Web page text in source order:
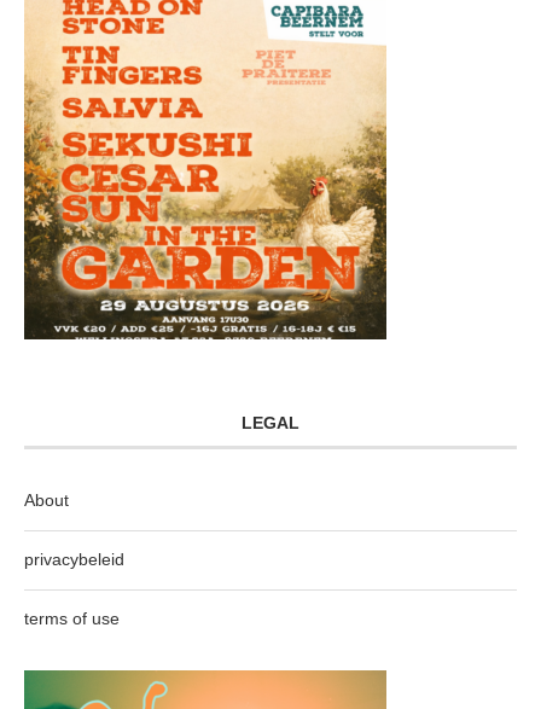
LEGAL
About
privacybeleid
terms of use